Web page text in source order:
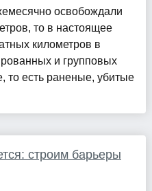
освобождали
то в настоящее
километров в
и групповых
то есть раненые, убитые
строим барьеры